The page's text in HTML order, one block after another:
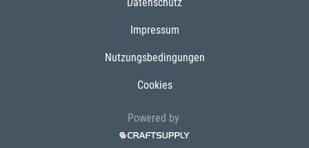
Impressum
Nutzungsbedingungen
Cookies
Powered by